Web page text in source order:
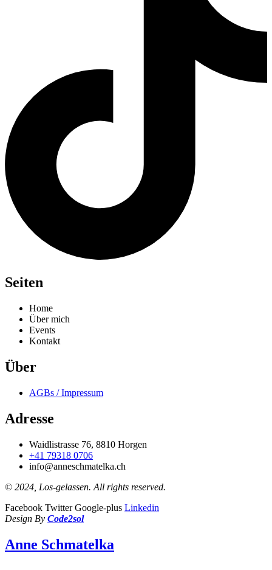
Seiten
Home
Über mich
Events
Kontakt
Über
AGBs / Impressum
Adresse
Waidlistrasse 76, 8810 Horgen
+41 79318 0706
info@anneschmatelka.ch
© 2024, Los-gelassen. All rights reserved.
Facebook Twitter Google-plus Linkedin
Design By Code2sol
Anne Schmatelka